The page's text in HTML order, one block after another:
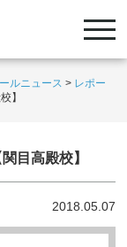
ルニュース > レポー
】
目高殿校】
2018.05.07